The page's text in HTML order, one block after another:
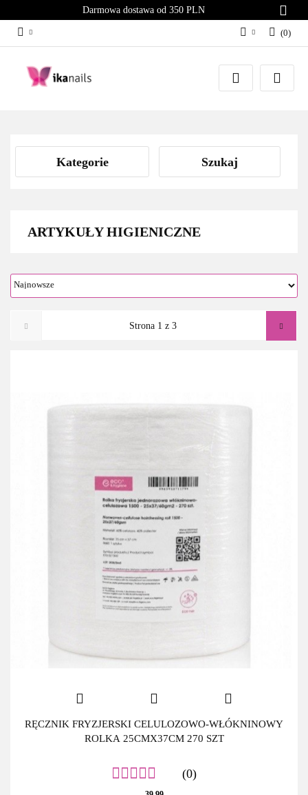
Darmowa dostawa od 350 PLN
Zaloguj się
Załóż konto
(0)
Kategorie Szukaj
ARTYKUŁY HIGIENICZNE
RĘCZNIK FRYZJERSKI CELULOZOWO-WŁÓKNINOWY
ROLKA 25CMX37CM 270 SZT
(0)